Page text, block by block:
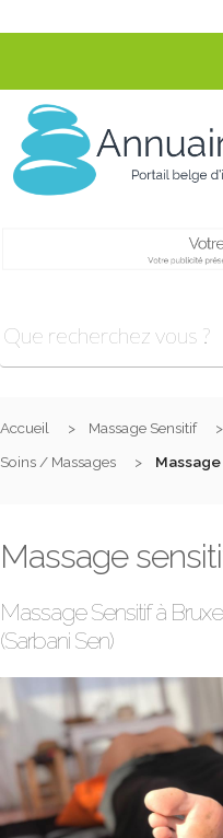
Accueil Massage Sensitif
Soins / Massages
Massage
Massage Sensitif à
(Sarbani Sen)